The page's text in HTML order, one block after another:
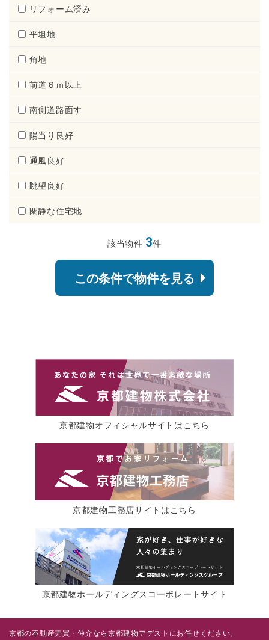
リフォーム済み
平坦地
角地
前道６ｍ以上
南側道路面す
陽当り良好
通風良好
眺望良好
閑静な住宅地
該当物件 3件
この条件で物件を見る
京都建物オフィシャルサイトはこちら
京都建物工務店サイトはこちら
京都建物ホールディングスコーポレートサイト
京都の不動産売買・仲介なら京都建物アデストにお任せください。